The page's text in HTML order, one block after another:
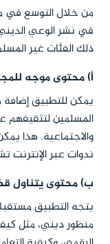
من خلال التوسع في
في نشر الوعي
ذلك الفئات غير
أ) محتوى موجه
يمكن للتطبيق
المسلمين لتثقيفهم
والاجتماعية. هذا
ندوات عبر الإنترنت
ب) محتوى يتناول
يتجه التطبيق
منظور ديني، مثل